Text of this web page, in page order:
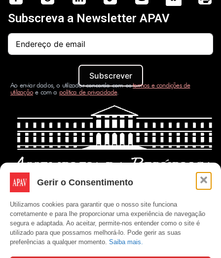
Gerir o Consentimento
Utilizamos cookies para garantir que o nosso site funciona
corretamente e para lhe proporcionar uma experiência de navegação
segura e adaptada. Ao aceitar, permite-nos entender como o site é
utilizado para que possamos melhorá-lo. Pode gerir as suas
preferências a qualquer momento. Saiba mais.
Subscreva a Newsletter APAV
Subscrever
Ao enviar dados, o utilizador concorda com ostermos e condições de
utilizaçãoe com a política de privacidade.